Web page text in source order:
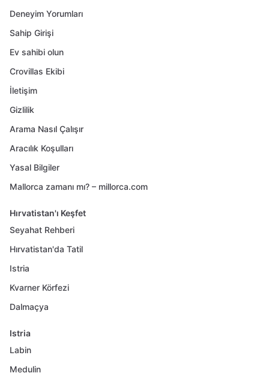
Deneyim Yorumları
Sahip Girişi
Ev sahibi olun
Crovillas Ekibi
İletişim
Gizlilik
Arama Nasıl Çalışır
Aracılık Koşulları
Yasal Bilgiler
Mallorca zamanı mı? – millorca.com
Hırvatistan'ı Keşfet
Seyahat Rehberi
Hırvatistan'da Tatil
Istria
Kvarner Körfezi
Dalmaçya
Istria
Labin
Medulin